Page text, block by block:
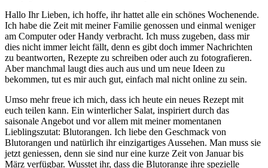
Hallo Ihr Lieben, ich hoffe, ihr hattet alle ein schönes Wochenende.
Ich habe die Zeit mit meiner Familie genossen und einmal weniger
am Computer oder Handy verbracht. Ich muss zugeben, dass mir
dies nicht immer leicht fällt, denn es gibt doch immer Nachrichten
zu beantworten, Rezepte zu schreiben oder auch zu fotografieren.
Aber manchmal laugt dies auch aus und um neue Ideen zu
bekommen, tut es mir auch gut, einfach mal nicht online zu sein.
Umso mehr freue ich mich, dass ich heute ein neues Rezept mit
euch teilen kann. Ein winterlicher Salat, inspiriert durch das
saisonale Angebot und vor allem mit meiner momentanen
Lieblingszutat: Blutorangen. Ich liebe den Geschmack von
Blutorangen und natürlich ihr einzigartiges Aussehen. Man muss sie
jetzt geniessen, denn sie sind nur eine kurze Zeit von Januar bis
März verfügbar. Wusstet ihr, dass die Blutorange ihre spezielle